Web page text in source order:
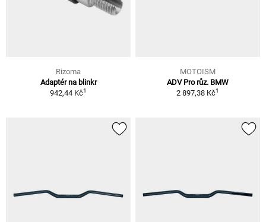
Rizoma
Adaptér na blinkr
942,44 Kč1
MOTOISM
ADV Pro růz. BMW
2 897,38 Kč1